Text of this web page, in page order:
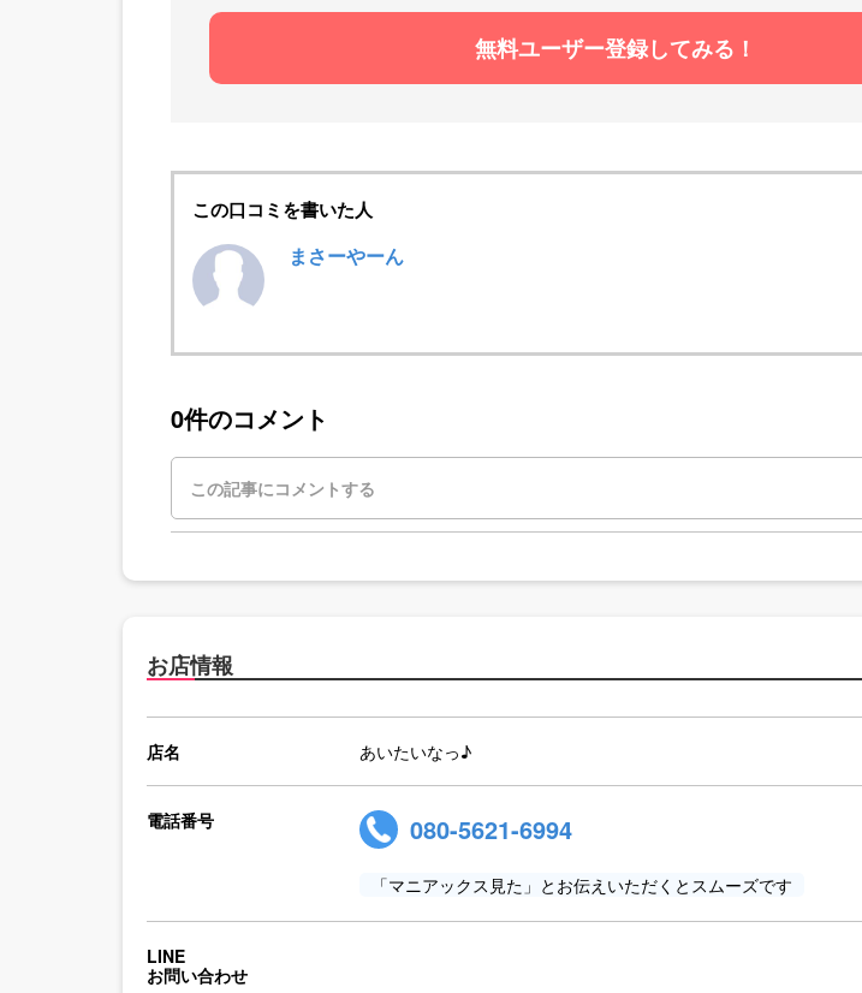
無料ユーザー登録してみる！
この口コミを書いた人
まさーやーん
0件のコメント
お店情報
店名 あいたいなっ♪
電話番号 080-5621-6994
「マニアックス見た」とお伝えいただくとスムーズです
LINE
お問い合わせ